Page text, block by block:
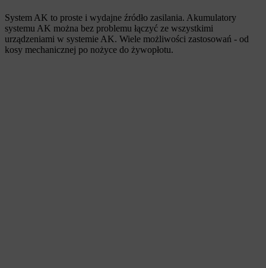
System AK to proste i wydajne źródło zasilania. Akumulatory
systemu AK można bez problemu łączyć ze wszystkimi
urządzeniami w systemie AK. Wiele możliwości zastosowań - od
kosy mechanicznej po nożyce do żywopłotu.